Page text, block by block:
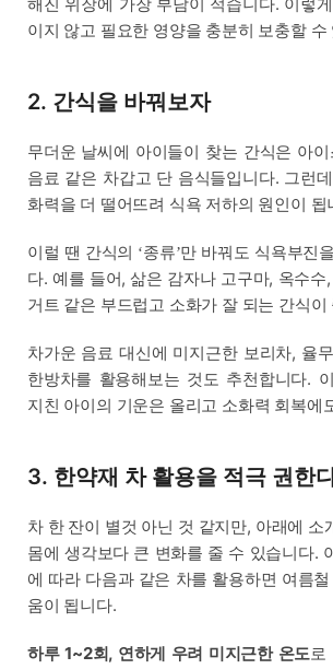
이지 않고 필요한 영양을 충분히 보충할 수
2. 간식을 바꿔보자
무더운 날씨에 아이들이 찾는 간식은 아
음료 같은 차갑고 단 음식들입니다. 그런
화력을 더 떨어뜨려 식욕 저하의 원인이 됩
이럴 땐 간식의 ‘종류’만 바꿔도 식욕부진
다. 예를 들어, 삶은 감자나 고구마, 옥수수
거트 같은 부드럽고 소화가 잘 되는 간식이
차가운 음료 대신에 미지근한 보리차, 율
한방차를 활용해보는 것도 추천합니다.
지친 아이의 기운은 올리고 소화력 회복에
3. 한약재 차 활용을 적극 권한
차 한 잔이 별것 아닌 것 같지만, 아래에 소
몸에 생각보다 큰 변화를 줄 수 있습니다.
에 따라 다음과 같은 차를 활용하면 여름
움이 됩니다.
하루 1~2회, 연하게 우려 미지근한 온도로